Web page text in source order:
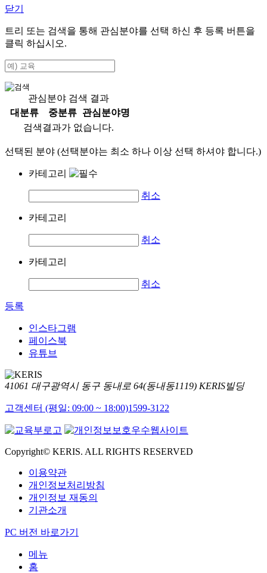
닫기
트리 또는 검색을 통해 관심분야를 선택 하신 후 등록 버튼을
클릭 하십시오.
관심분야 검색 결과
대분류
중분류
관심분야명
검색결과가 없습니다.
선택된 분야 (선택분야는 최소 하나 이상 선택 하셔야 합니다.)
카테고리
취소
카테고리
취소
카테고리
취소
등록
인스타그램
페이스북
유튜브
41061 대구광역시 동구 동내로 64(동내동1119) KERIS빌딩
고객센터 (평일: 09:00 ~ 18:00)1599-3122
Copyright© KERIS. ALL RIGHTS RESERVED
이용약관
개인정보처리방침
개인정보 재동의
기관소개
PC 버전 바로가기
메뉴
홈